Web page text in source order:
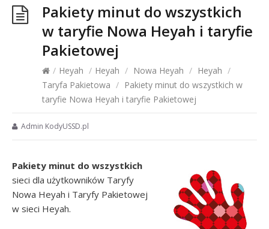
Pakiety minut do wszystkich
w taryfie Nowa Heyah i taryfie
Pakietowej
/ Heyah / Heyah / Nowa Heyah / Heyah /
Taryfa Pakietowa / Pakiety minut do wszystkich w
taryfie Nowa Heyah i taryfie Pakietowej
Admin KodyUSSD.pl
Pakiety minut do wszystkich
sieci dla użytkowników Taryfy
Nowa Heyah i Taryfy Pakietowej
w sieci Heyah.